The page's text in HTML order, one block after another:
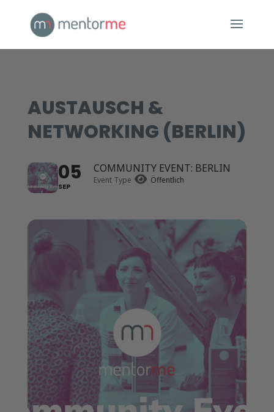
AUSTAUSCH &
NETWORKING (BERLIN)
05
SEP
COMMUNITY EVENT: BERLIN
Event Type Öffentlich